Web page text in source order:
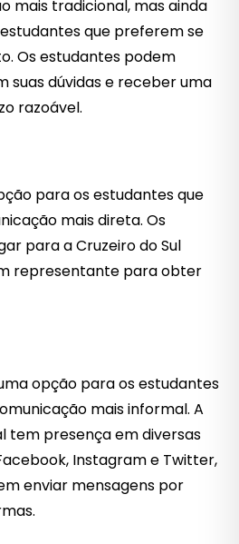
mais tradicional, mas ainda
que preferem se
Os estudantes podem
suas dúvidas e receber uma
razoável.
para os estudantes que
mais direta. Os
para a Cruzeiro do Sul
representante para obter
opção para os estudantes
mais informal. A
tem presença em diversas
Instagram e Twitter,
enviar mensagens por